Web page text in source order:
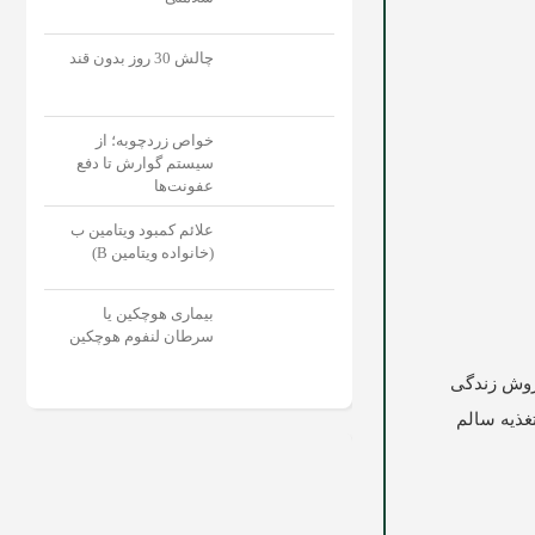
روش زندگی
سالم
چالش 30 روز بدون قند
خواص زردچوبه؛ از
سیستم گوارش تا دفع
عفونت‌‌ها
علائم کمبود ویتامین ب
(خانواده ویتامین B)
بیماری هوچکین یا
سرطان لنفوم هوچکین